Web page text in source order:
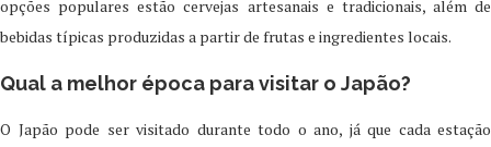
opções populares estão cervejas artesanais e tradicionais, além de
bebidas típicas produzidas a partir de frutas e ingredientes locais.
Qual a melhor época para visitar o Japão?
O Japão pode ser visitado durante todo o ano, já que cada estação